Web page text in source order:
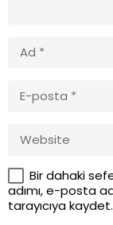
Bir dahaki
adımı, e-posta
tarayıcıya kaydet.